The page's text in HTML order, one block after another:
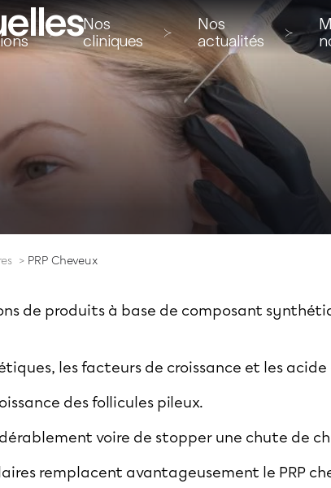
Nos
cliniques
Nos
actualités
PRP Cheveux
de produits à base de composant
les facteurs de croissance et les
des follicules pileux.
voire de stopper une chute de
remplacent avantageusement le PRP